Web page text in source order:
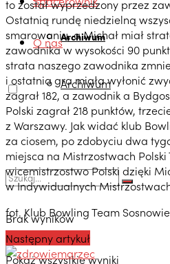
Archiwum
O nas
Archiwum
Brak wyników
Pokaż wszystkie wyniki
to został wyprzedzony przez
Ostatnią rundę niedzielną
smarowaniu, a Michał miał
zawodnika w wysokości 90
strata naszego zawodnika
i ostatnia gra miała wyłonić
zagrał 182, a zawodnik a
Polski zagrał 218 punktów,
z Warszawy. Jak widać klub
za ciosem, po zdobyciu dwa
miejsca na Mistrzostwach
wicemistrzostwo Polski dzięki
w Indywidualnych
fot. Klub Bowling Team
Następny artykuł